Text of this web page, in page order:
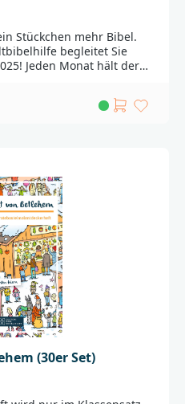
Stückchen mehr Bibel.
begleitet Sie
Jeden Monat hält der
Jahreszeitenbild
für das Jahr 2025 ist
Produktsicherheit wenden
(30er Set)